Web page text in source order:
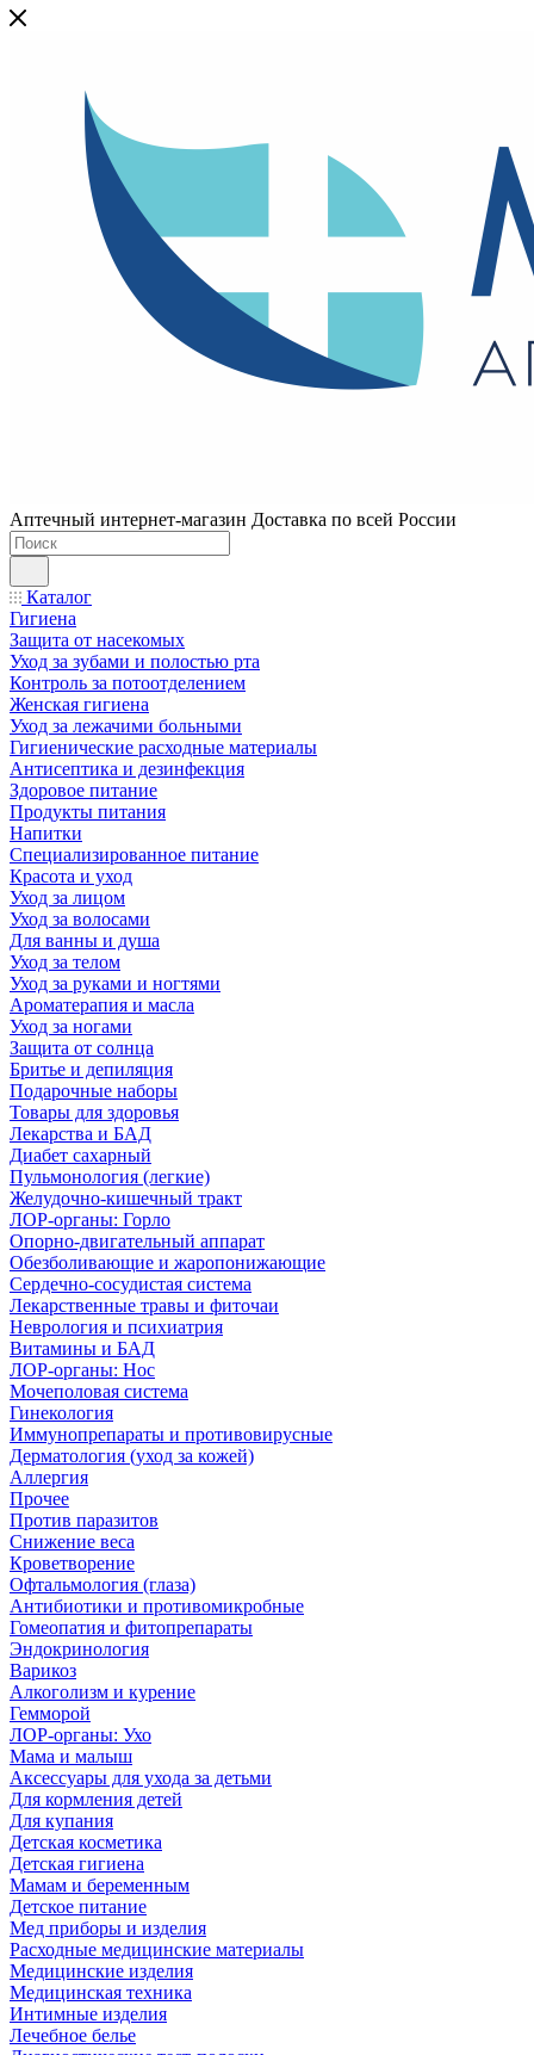
Аптечный интернет-магазин Доставка по всей России
Каталог
Гигиена
Защита от насекомых
Уход за зубами и полостью рта
Контроль за потоотделением
Женская гигиена
Уход за лежачими больными
Гигиенические расходные материалы
Антисептика и дезинфекция
Здоровое питание
Продукты питания
Напитки
Специализированное питание
Красота и уход
Уход за лицом
Уход за волосами
Для ванны и душа
Уход за телом
Уход за руками и ногтями
Ароматерапия и масла
Уход за ногами
Защита от солнца
Бритье и депиляция
Подарочные наборы
Товары для здоровья
Лекарства и БАД
Диабет сахарный
Пульмонология (легкие)
Желудочно-кишечный тракт
ЛОР-органы: Горло
Опорно-двигательный аппарат
Обезболивающие и жаропонижающие
Сердечно-сосудистая система
Лекарственные травы и фиточаи
Неврология и психиатрия
Витамины и БАД
ЛОР-органы: Нос
Мочеполовая система
Гинекология
Иммунопрепараты и противовирусные
Дерматология (уход за кожей)
Аллергия
Прочее
Против паразитов
Снижение веса
Кроветворение
Офтальмология (глаза)
Антибиотики и противомикробные
Гомеопатия и фитопрепараты
Эндокринология
Варикоз
Алкоголизм и курение
Гемморой
ЛОР-органы: Ухо
Мама и малыш
Аксессуары для ухода за детьми
Для кормления детей
Для купания
Детская косметика
Детская гигиена
Мамам и беременным
Детское питание
Мед приборы и изделия
Расходные медицинские материалы
Медицинские изделия
Медицинская техника
Интимные изделия
Лечебное белье